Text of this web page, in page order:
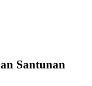
Santunan